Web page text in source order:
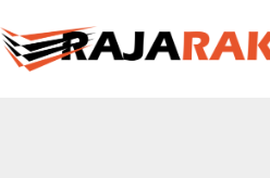
to
content